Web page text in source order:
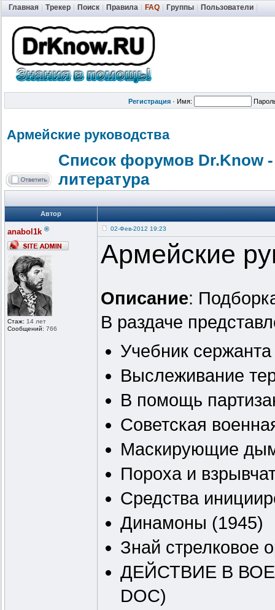
Главная Трекер Поиск Правила FAQ Группы Пользователи
Регистрация · Имя:
Армейские руководства
Список форумов Dr.Know
литература
Автор
anabol1k ®
Стаж: 14 лет
Сообщений: 766
02-Фев-2012 19:23
Армейские
Описание:
В раздаче
Учебник
Выслеживание
В помощь
Советская
Маскирующие
Пороха и
Средства
Динамоны (1945)
Знай
ДЕЙСТВИЕ В
DOC)